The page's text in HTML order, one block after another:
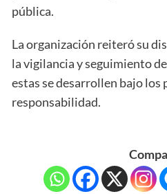
pública.
La organización reiteró su
la vigilancia y seguimiento
estas se desarrollen bajo
responsabilidad.